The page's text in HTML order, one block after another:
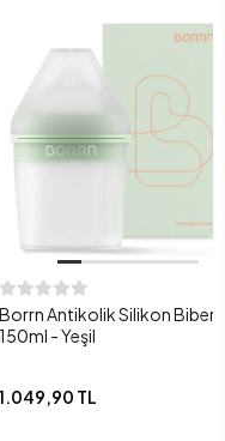
Borrn Antikolik Silikon
150ml - Yeşil
1.049,90 TL